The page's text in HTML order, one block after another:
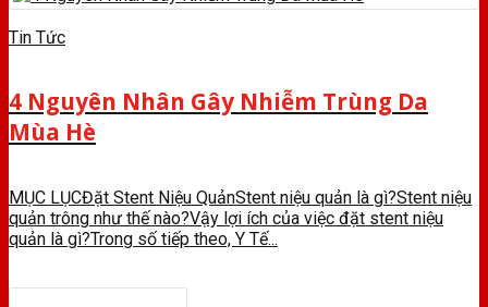
Tin Tức
4 Nguyên Nhân Gây Nhiễm Trùng Da
Mùa Hè
MỤC LỤCĐặt Stent Niệu QuảnStent niệu quản là gì?Stent niệu
quản trông như thế nào?Vậy lợi ích của việc đặt stent niệu
quản là gì?Trong số tiếp theo, Y Tế...